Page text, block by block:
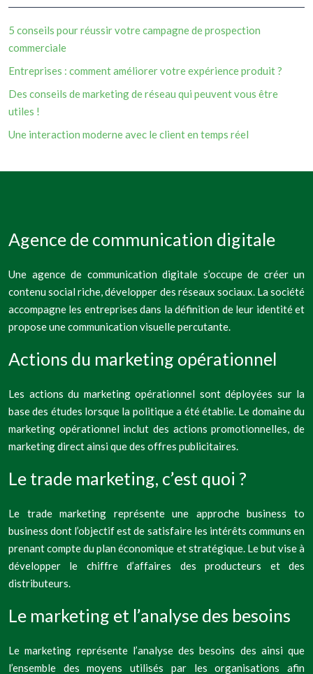
5 conseils pour réussir votre campagne de prospection
commerciale
Entreprises : comment améliorer votre expérience produit ?
Des conseils de marketing de réseau qui peuvent vous être
utiles !
Une interaction moderne avec le client en temps réel
Agence de communication digitale
Une agence de communication digitale s’occupe de créer un
contenu social riche, développer des réseaux sociaux. La société
accompagne les entreprises dans la définition de leur identité et
propose une communication visuelle percutante.
Actions du marketing opérationnel
Les actions du marketing opérationnel sont déployées sur la
base des études lorsque la politique a été établie. Le domaine du
marketing opérationnel inclut des actions promotionnelles, de
marketing direct ainsi que des offres publicitaires.
Le trade marketing, c’est quoi ?
Le trade marketing représente une approche business to
business dont l’objectif est de satisfaire les intérêts communs en
prenant compte du plan économique et stratégique. Le but vise à
développer le chiffre d’affaires des producteurs et des
distributeurs.
Le marketing et l’analyse des besoins
Le marketing représente l’analyse des besoins des ainsi que
l’ensemble des moyens utilisés par les organisations afin